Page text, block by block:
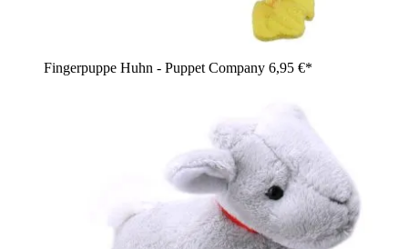
Fingerpuppe Huhn - Puppet Company 6,95 €*